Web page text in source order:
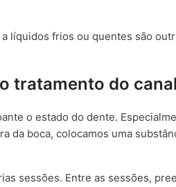
líquidos frios ou quentes são
tratamento do
o estado do dente.
da boca, colocamos uma
sessões. Entre as sessões,